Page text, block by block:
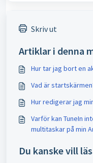
Skriv ut
Artiklar i denna
Hur tar jag bort en
Vad är
Hur redigerar jag
Varför kan TuneIn
multitaskar på min
Du kanske vill